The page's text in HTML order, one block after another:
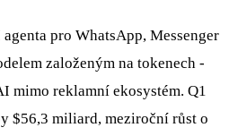
pro WhatsApp, Messenger
založeným na tokenech -
mimo reklamní ekosystém. Q1
$56,3 miliard, meziroční růst o